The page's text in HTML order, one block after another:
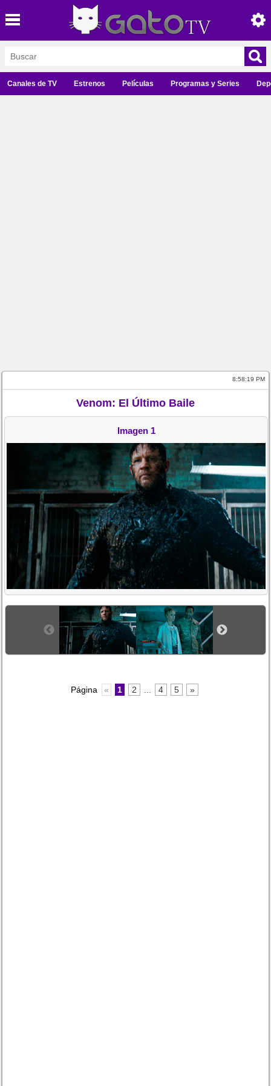
Canales de TV Estrenos Películas Programas y Series
8:58:19 PM
Venom: El Último Baile
Imagen 1
Página « 1 2 4 5 »